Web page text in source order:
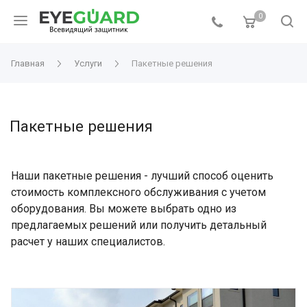
0
Главная Услуги Пакетные решения
Пакетные решения
Наши пакетные решения - лучший способ оценить
стоимость комплексного обслуживания с учетом
оборудования. Вы можете выбрать одно из
предлагаемых решений или получить детальный
расчет у наших специалистов.